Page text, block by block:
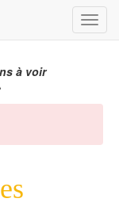
Menu
à voir